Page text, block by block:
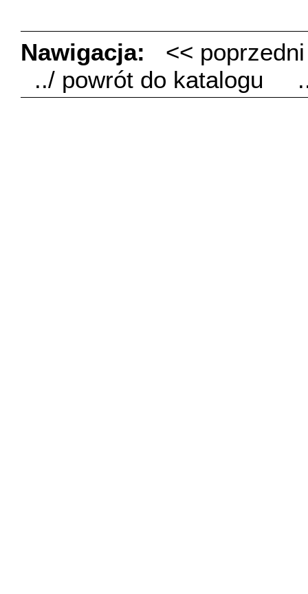
Nawigacja:
<<
../ powrót do katalogu